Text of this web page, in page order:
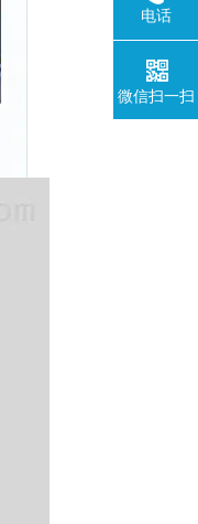
电话
微信扫一扫